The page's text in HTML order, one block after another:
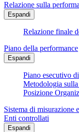
Relazione sulla
Espandi
Relazione finale
Piano della performance
Espandi
Piano esecutivo
Metodologia
Posizione
Sistema di misurazione
Enti controllati
Espandi